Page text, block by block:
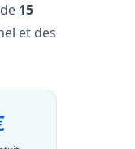
15
et des